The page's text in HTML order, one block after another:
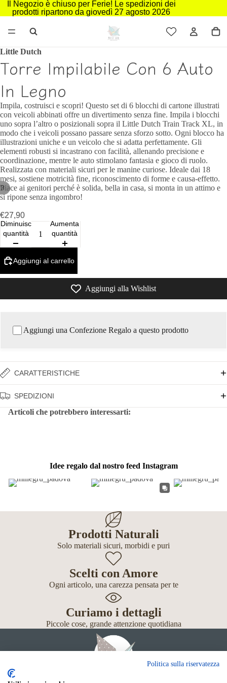
Il Negozio è chiuso per Ferie! Le spedizioni dei
prodotti ripartono da giovedì 27 agosto 2026
3
Little Dutch
Torre Impilabile Con 6 Auto
In Legno
Impila, costruisci e scopri! Questo set di 6 blocchi di cartone illustrati
con veicoli abbinati offre un divertimento senza fine. Impila i blocchi
uno sopra l’altro o posizionali sopra il Little Dutch Train Track XL, in
modo che i veicoli possano passare senza sforzo sotto. Ogni blocco ha
illustrazioni uniche e un veicolo che si adatta perfettamente. Gli
elementi robusti si incastrano con facilità, allenando precisione e
coordinazione, mentre le auto stimolano fantasia e gioco di ruolo.
Realizzata con materiali sicuri per le manine curiose. Ideale dai 18
mesi, sostiene motricità fine, riconoscimento di forme e causa‑effetto.
Piace ai genitori perché è solida, bella in casa, si monta in un attimo e
si ripone senza ingombro!
€27,90
Diminuisci
quantità
Aumenta
quantità
Aggiungi al carrello
Aggiungi alla Wishlist
Aggiungi una Confezione Regalo a questo prodotto
CARATTERISTICHE
SPEDIZIONI
Articoli che potrebbero interessarti:
Idee regalo dal nostro feed Instagram
Prodotti Naturali
Solo materiali sicuri, morbidi e puri
Scelti con Amore
Ogni articolo, una carezza pensata per te
Curiamo i dettagli
Piccole cose, grande attenzione quotidiana
Politica sulla riservatezza